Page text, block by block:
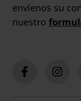
envíenos su
nuestro